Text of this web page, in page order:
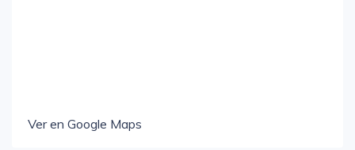
Ver en Google Maps